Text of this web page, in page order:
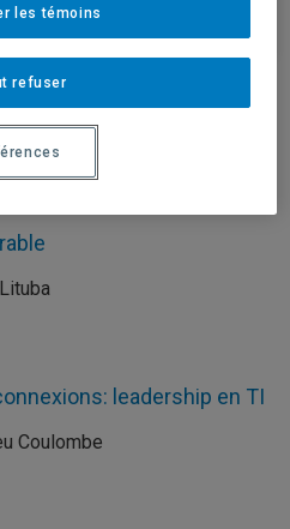
diplômée
leadership en TI
Coulombe
refuser
les témoins